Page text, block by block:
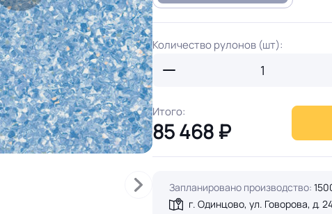
Количество рулонов (шт):
Итого:
85 468 ₽
Запланировано производство:
г. Одинцово, ул. Говорова, д.